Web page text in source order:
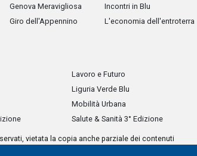
Genova Meravigliosa
Giro dell'Appennino
Incontri in Blu
L'economia dell'entroterra
Lavoro e Futuro
Liguria Verde Blu
Mobilità Urbana
Salute & Sanità 3° Edizione
vietata la copia anche parziale dei contenuti